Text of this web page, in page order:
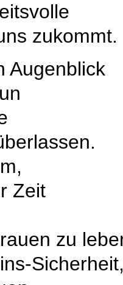
zukommt.
Augenblick
Zeit
zu